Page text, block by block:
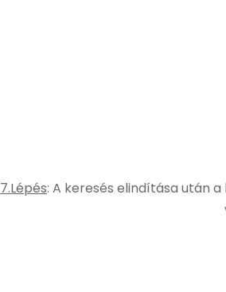
7.Lépés: A keresés elindítása után